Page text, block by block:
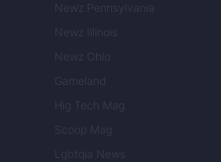
Newz Pennsylvania
Newz Illinois
Newz Ohio
Gameland
Hig Tech Mag
Scoop Mag
Lgbtqia News